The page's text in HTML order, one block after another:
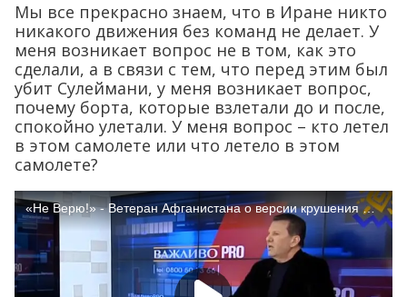
Мы все прекрасно знаем, что в Иране никто
никакого движения без команд не делает. У
меня возникает вопрос не в том, как это
сделали, а в связи с тем, что перед этим был
убит Сулеймани, у меня возникает вопрос,
почему борта, которые взлетали до и после,
спокойно улетали. У меня вопрос – кто летел
в этом самолете или что летело в этом
самолете?